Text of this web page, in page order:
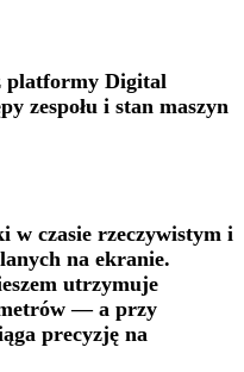
platformy Digital
zespołu i stan maszyn
w czasie rzeczywistym i
na ekranie.
utrzymuje
— a przy
precyzję na